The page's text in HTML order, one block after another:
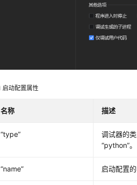
启动配置属性
名称 描述
“type”
调试器的
“python”。
“name” 启动配置的